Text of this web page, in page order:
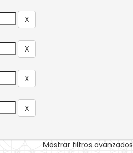
Mostrar filtros avanzados